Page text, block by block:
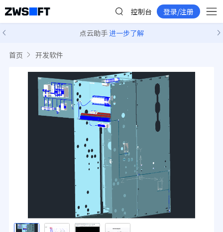
控制台 登录/注册
点云助手 进一步了解
首页 开发软件